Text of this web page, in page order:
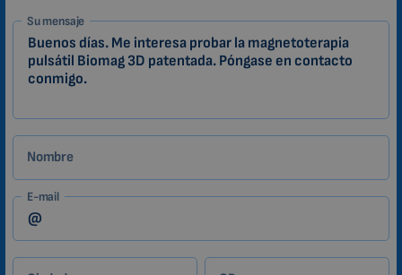
1-
ES
Zákazník
Su mensaje
Nombre
E-mail